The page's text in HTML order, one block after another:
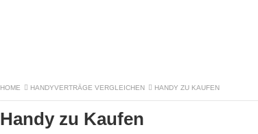
HOME HANDYVERTRÄGE VERGLEICHEN HANDY ZU KAUFEN
Handy zu Kaufen